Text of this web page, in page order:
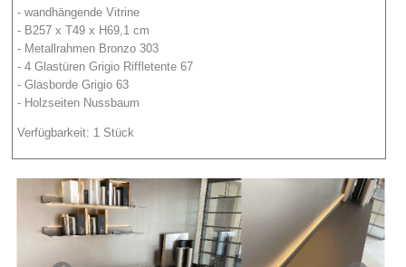
Fliesen
Sauna und Hamam
Rimadesio
Licht
Carl Hansen
- wandhängende Vitrine
- B257 x T49 x H69,1 cm
- Metallrahmen Bronzo 303
- 4 Glastüren Grigio Riffletente 67
- Glasborde Grigio 63
- Holzseiten Nussbaum
Verfügbarkeit: 1 Stück